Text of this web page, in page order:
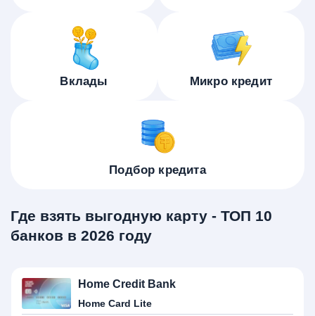
Вклады Микро кредит
Подбор кредита
Где взять выгодную карту - ТОП 10
банков в 2026 году
Home Credit Bank
Home Card Lite